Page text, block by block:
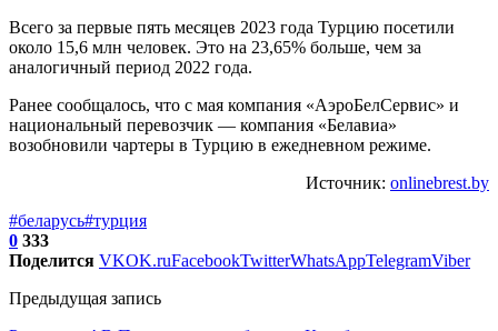
Всего за первые пять месяцев 2023 года Турцию посетили
около 15,6 млн человек. Это на 23,65% больше, чем за
аналогичный период 2022 года.
Ранее сообщалось, что с мая компания «АэроБелСервис» и
национальный перевозчик — компания «Белавиа»
возобновили чартеры в Турцию в ежедневном режиме.
Источник: onlinebrest.by
#беларусь#турция
0 333
Поделится VKOK.ruFacebookTwitterWhatsAppTelegramViber
Предыдущая запись